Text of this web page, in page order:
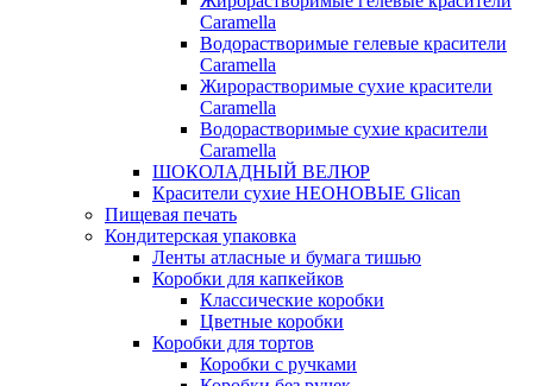
Caramella
Водорастворимые гелевые красители
Caramella
Жирорастворимые сухие красители
Caramella
Водорастворимые сухие красители
Caramella
ШОКОЛАДНЫЙ ВЕЛЮР
Красители сухие НЕОНОВЫЕ Glican
Пищевая печать
Кондитерская упаковка
Ленты атласные и бумага тишью
Коробки для капкейков
Классические коробки
Цветные коробки
Коробки для тортов
Коробки с ручками